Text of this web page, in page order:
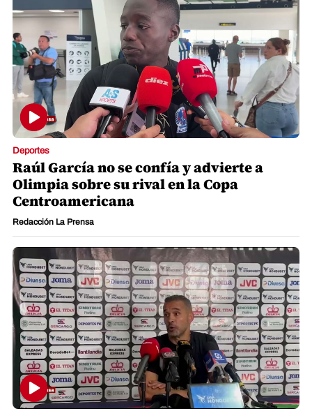
Deportes
Raúl García no se confía y advierte a
Olimpia sobre su rival en la Copa
Centroamericana
Redacción La Prensa